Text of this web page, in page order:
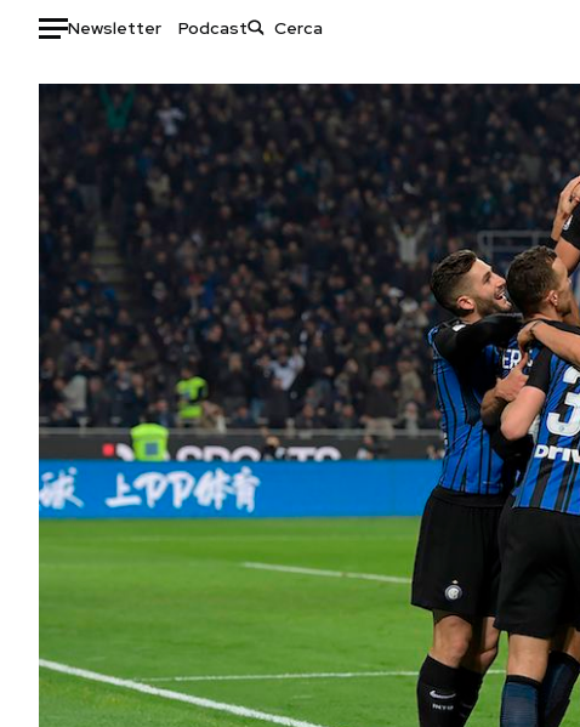
Newsletter Podcast
Auto
HOME
Italia
Mondo
Politica
Tecnologia
Internet
Scienza
Cultura
Economia
Sport
Moda
Libri
Consumismi
Storie/Idee
Ok Boomer!
Media
Europa
Altrecose
Mondiali calcio 2026
NEWSLETTER